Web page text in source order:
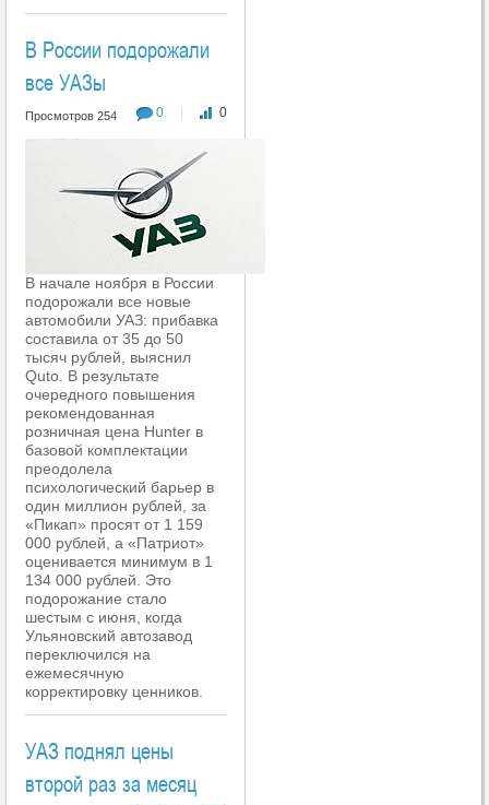
В России подорожали
все УАЗы
0 | 0
Просмотров 254
В начале ноября в России
подорожали все новые
автомобили УАЗ: прибавка
составила от 35 до 50
тысяч рублей, выяснил
Quto. В результате
очередного повышения
рекомендованная
розничная цена Hunter в
базовой комплектации
преодолела
психологический барьер в
один миллион рублей, за
«Пикап» просят от 1 159
000 рублей, а «Патриот»
оценивается минимум в 1
134 000 рублей. Это
подорожание стало
шестым с июня, когда
Ульяновский автозавод
переключился на
ежемесячную
корректировку ценников.
УАЗ поднял цены
второй раз за месяц